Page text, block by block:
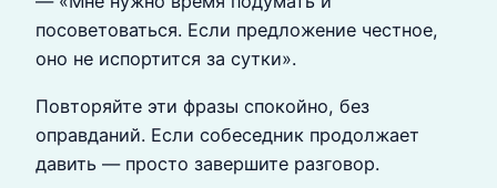
посоветоваться. Если предложение честное,
оно не испортится за сутки».
Повторяйте эти фразы спокойно, без
оправданий. Если собеседник продолжает
давить — просто завершите разговор.